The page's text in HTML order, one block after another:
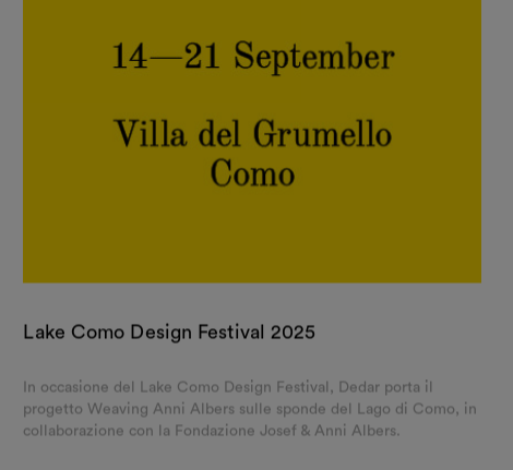
Lake Como Design Festival 2025
In occasione del Lake Como Design Festival, Dedar porta il
progetto Weaving Anni Albers sulle sponde del Lago di Como, in
collaborazione con la Fondazione Josef & Anni Albers.